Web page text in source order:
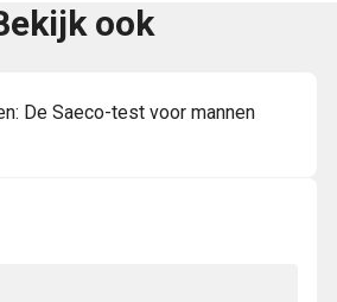
ook
De Saeco-test voor mannen